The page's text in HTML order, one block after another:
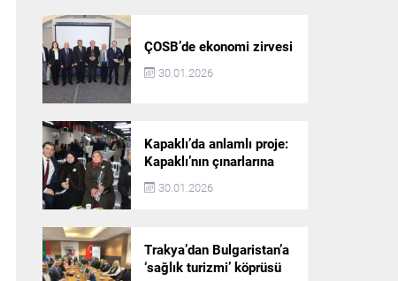
ÇOSB’de ekonomi zirvesi
30.01.2026
Kapaklı’da anlamlı proje:
Kapaklı’nın çınarlarına
dijital vefa köprüsü
30.01.2026
Trakya’dan Bulgaristan’a
‘sağlık turizmi’ köprüsü